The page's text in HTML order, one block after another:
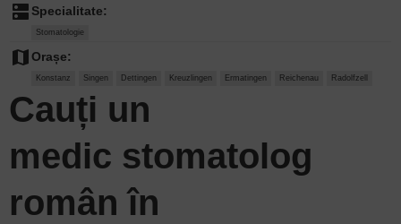
dns Specialitate:
Stomatologie
map Orașe:
Konstanz Singen Dettingen Kreuzlingen Ermatingen Reichenau Radolfzell
Cauți un
medic stomatolog
român în